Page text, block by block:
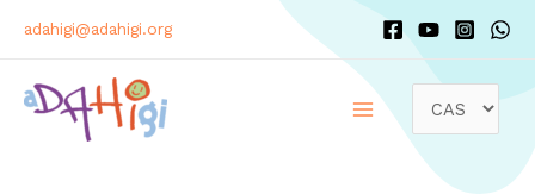
adahigi@adahigi.org